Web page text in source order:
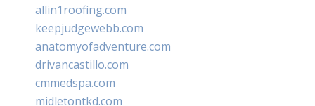
allin1roofing.com
keepjudgewebb.com
anatomyofadventure.com
drivancastillo.com
cmmedspa.com
midletontkd.com